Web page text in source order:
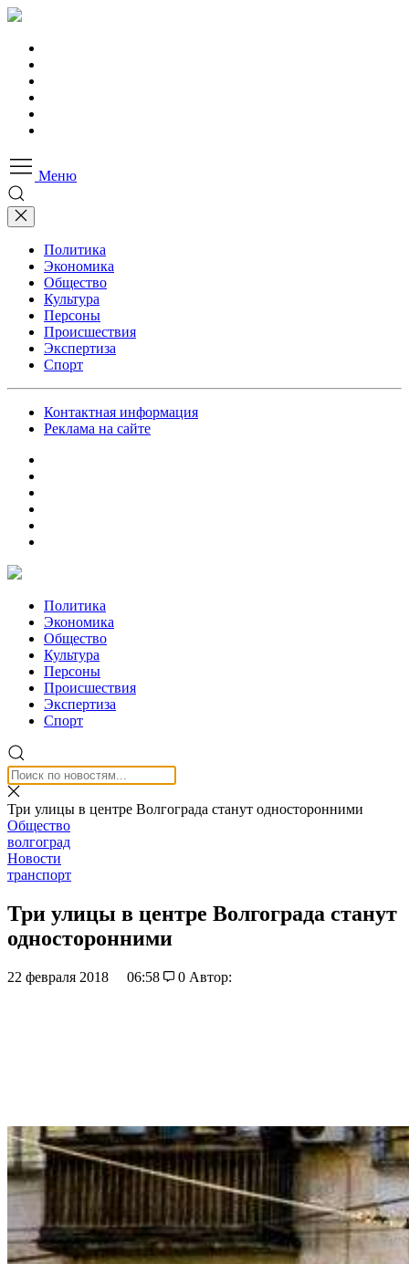
Меню
Политика
Экономика
Общество
Культура
Персоны
Происшествия
Экспертиза
Спорт
Контактная информация
Реклама на сайте
Политика
Экономика
Общество
Культура
Персоны
Происшествия
Экспертиза
Спорт
Три улицы в центре Волгограда станут односторонними
Общество
волгоград
Новости
транспорт
Три улицы в центре Волгограда станут
односторонними
22 февраля 2018 06:58 0 Автор: